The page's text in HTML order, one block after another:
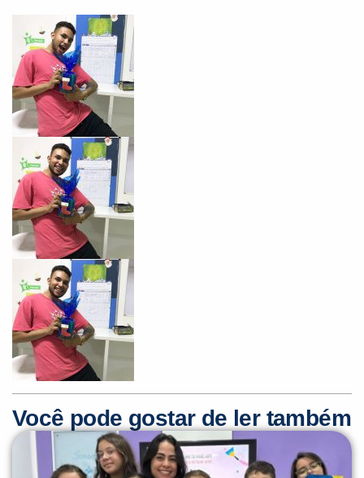
Você pode gostar de ler também
Preencha com seus dados abaixo e
já vamos te colocar em contato
Você é aluno inFlux?
Sim Não